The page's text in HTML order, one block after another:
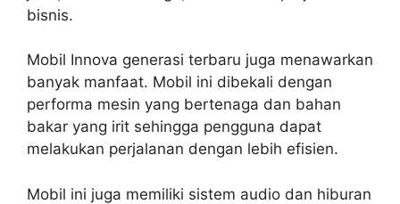
bisnis.
Mobil Innova generasi terbaru juga menawarkan
banyak manfaat. Mobil ini dibekali dengan
performa mesin yang bertenaga dan bahan
bakar yang irit sehingga pengguna dapat
melakukan perjalanan dengan lebih efisien.
Mobil ini juga memiliki sistem audio dan hiburan